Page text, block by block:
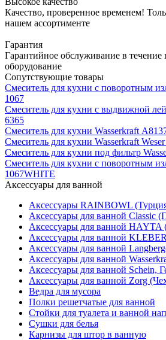
Качество, проверенное временем!
нашем ассортименте
Гарантия
Гарантийное обслуживание в течение
оборудование
Сопутствующие товары
Смеситель для кухни с поворотным
1067
Смеситель для кухни с выдвижной
6365
Смеситель для кухни Wasserkraft
Смеситель для кухни Wasserkraft
Смеситель для кухни под фильтр
Смеситель для кухни с поворотным
1067WHITE
Аксессуары для ванной
Аксессуары RAINBOWL
Аксессуары для ванной Classic
Аксессуары для ванной HAYTA
Аксессуары для ванной
Аксессуары для ванной
Аксессуары для ванной
Аксессуары для ванной Schein,
Аксессуары для ванной Zorg
Ведра для мусора
Полки решетчатые для ванной
Стойки для туалета и ванной
Сушки для белья
Карнизы для штор в ванную